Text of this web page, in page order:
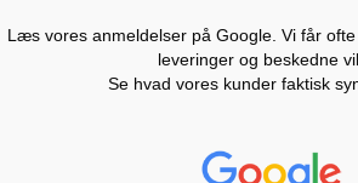
Læs vores anmeldelser på Google. Vi får
leveringer og beskedne
Se hvad vores kunder faktisk
Prisjakt